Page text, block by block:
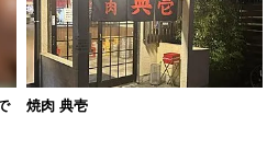
焼肉 典壱